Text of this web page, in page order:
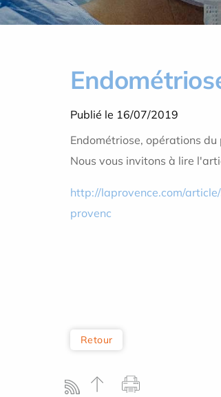
Publié le 16/07/2019
Endométriose, opérations
Nous vous invitons à lire
http://laprovence.com/
provenc
Retour